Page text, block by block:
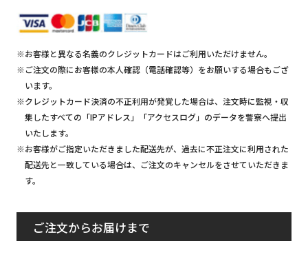
※お客様と異なる名義のクレジットカードはご利用いただけません。
※ご注文の際にお客様の本人確認（電話確認等）をお願いする場合もござ
います。
※クレジットカード決済の不正利用が発覚した場合は、注文時に監視・収
集したすべての「IPアドレス」「アクセスログ」のデータを警察へ提出
いたします。
※お客様がご指定いただきました配送先が、過去に不正注文に利用された
配送先と一致している場合は、ご注文のキャンセルをさせていただきま
す。
ご注文からお届けまで